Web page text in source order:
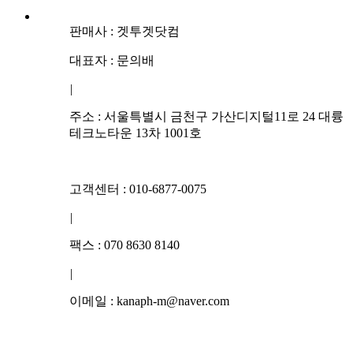
판매사 : 겟투겟닷컴
대표자 : 문의배
|
주소 : 서울특별시 금천구 가산디지털11로 24 대륭
테크노타운 13차 1001호
고객센터 : 010-6877-0075
|
팩스 : 070 8630 8140
|
이메일 : kanaph-m@naver.com